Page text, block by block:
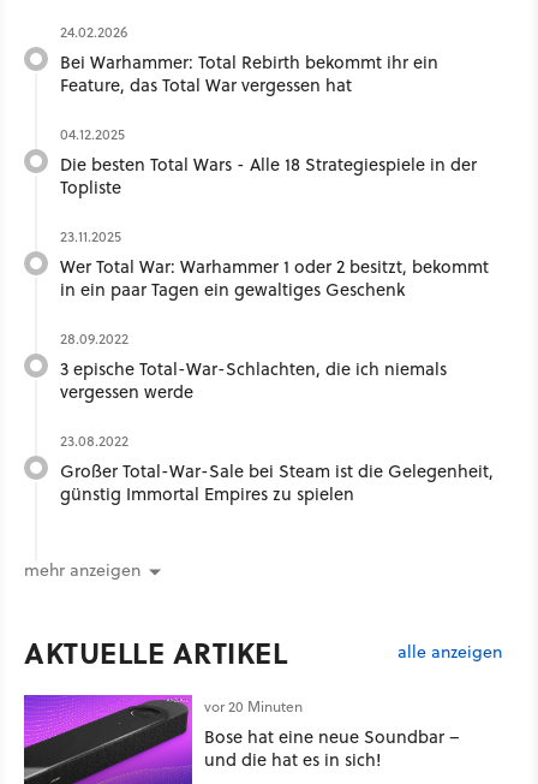
24.02.2026
Bei Warhammer: Total Rebirth bekommt ihr ein
Feature, das Total War vergessen hat
04.12.2025
Die besten Total Wars - Alle 18 Strategiespiele in der
Topliste
23.11.2025
Wer Total War: Warhammer 1 oder 2 besitzt, bekommt
in ein paar Tagen ein gewaltiges Geschenk
28.09.2022
3 epische Total-War-Schlachten, die ich niemals
vergessen werde
23.08.2022
Großer Total-War-Sale bei Steam ist die Gelegenheit,
günstig Immortal Empires zu spielen
mehr anzeigen
AKTUELLE ARTIKEL alle anzeigen
vor 20 Minuten
Bose hat eine neue Soundbar –
und die hat es in sich!